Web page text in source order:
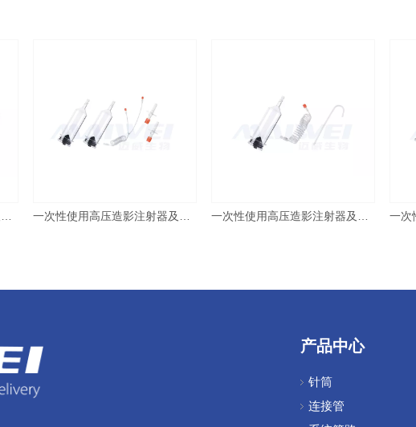
产品中心
针筒
连接管